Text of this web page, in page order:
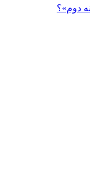
دوم»؟